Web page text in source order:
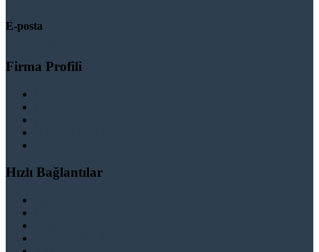
E-posta
Firma Profili
Hızlı Bağlantılar